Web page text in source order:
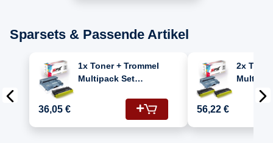
Sparsets & Passende Artikel
1x Toner + Trommel
Multipack Set
Lenovo M 3220 (DR-
2000, TN-2000)
36,05 €
2x
Lenovo M
56,22 €